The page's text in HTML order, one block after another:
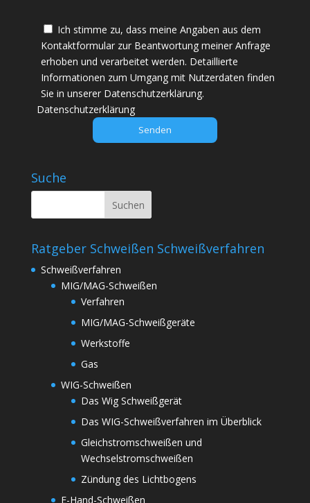
d
e
r
Ich stimme zu, dass meine Angaben aus dem
Kontaktformular zur Beantwortung meiner Anfrage
erhoben und verarbeitet werden. Detaillierte
Informationen zum Umgang mit Nutzerdaten finden
Sie in unserer Datenschutzerklärung.
Datenschutzerklärung
Suche
Ratgeber Schweißen Schweißverfahren
Schweißverfahren
MIG/MAG-Schweißen
Verfahren
MIG/MAG-Schweißgeräte
Werkstoffe
Gas
WIG-Schweißen
Das Wig Schweißgerät
Das WIG-Schweißverfahren im Überblick
Gleichstromschweißen und
Wechselstromschweißen
Zündung des Lichtbogens
E-Hand-Schweißen